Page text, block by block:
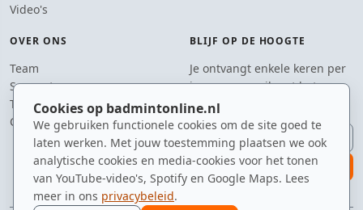
Cookies op badmintonline.nl
We gebruiken functionele cookies om de site goed te
laten werken. Met jouw toestemming plaatsen we ook
analytische cookies en media-cookies voor het tonen
van YouTube-video's, Spotify en Google Maps. Lees
meer in ons privacybeleid.
Video's
OVER ONS
Team
Supporters
Tip de redactie
Contact
BLIJF OP DE HOOGTE
Je ontvangt enkele keren per
jaar een e-mail met het
laatste badmintonnieuws.
E-mailadres
aanmelden